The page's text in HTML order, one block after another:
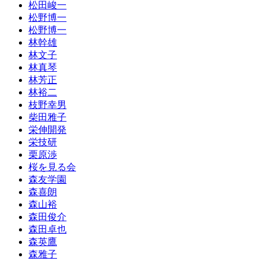
松田峻一
松野博一
松野博一
林幹雄
林文子
林真琴
林芳正
林裕二
枝野幸男
柴田雅子
栄伸開発
栄技研
栗原渉
桜を見る会
森友学園
森喜朗
森山裕
森田俊介
森田卓也
森英鷹
森雅子